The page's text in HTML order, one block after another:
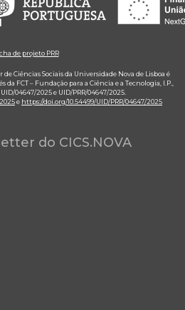
de projeto PRR
Ciências Sociais da Universidade Nova de Lisboa é
FCT – Fundação para a Ciência e a Tecnologia, I.P.,
04647/2025 e UID/PRR/04647/2025.
e https://doi.org/10.54499/UID/PRR/04647/2025
do CICS.NOVA